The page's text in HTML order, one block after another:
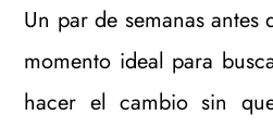
Un par de semanas antes
momento ideal para
hacer el cambio sin